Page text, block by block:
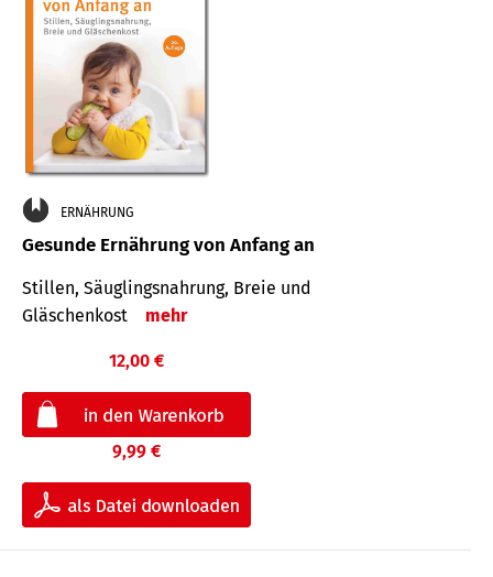
ERNÄHRUNG
Gesunde Ernährung von Anfang an
Stillen, Säuglingsnahrung, Breie und
Gläschenkost
mehr
12,00 €
9,99 €